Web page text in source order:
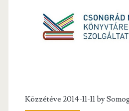
Közzétéve 2014-11-11 by